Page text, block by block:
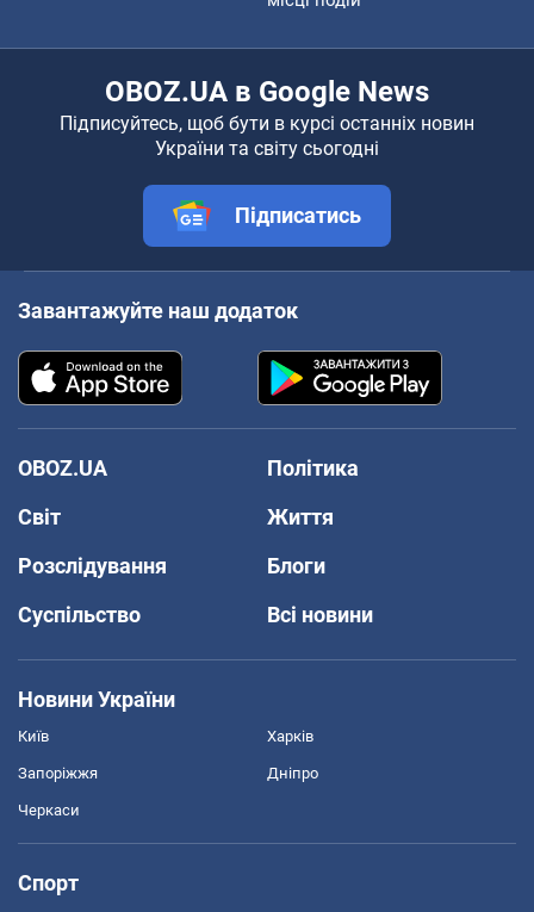
OBOZ.UA в Google News
Підписуйтесь, щоб бути в курсі останніх новин
України та світу сьогодні
Підписатись
Завантажуйте наш додаток
OBOZ.UA
Політика
Світ
Життя
Розслідування
Блоги
Суспільство
Всі новини
Новини України
Київ Харків
Запоріжжя Дніпро
Черкаси
Спорт